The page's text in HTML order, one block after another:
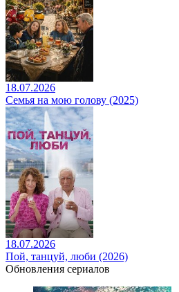
18.07.2026
Семья на мою голову (2025)
18.07.2026
Пой, танцуй, люби (2026)
Обновления сериалов